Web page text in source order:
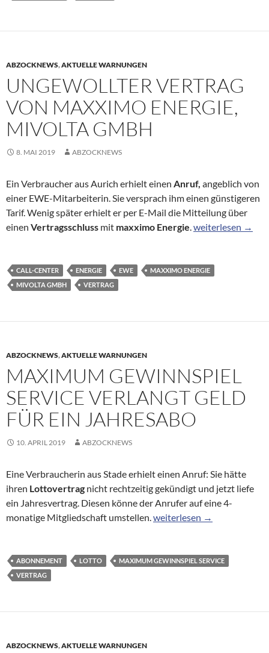
ABZOCKNEWS,AKTUELLE WARNUNGEN
UNGEWOLLTER VERTRAG
VON MAXXIMO ENERGIE,
MIVOLTA GMBH
8. MAI 2019 ABZOCKNEWS
Ein Verbraucher aus Aurich erhielt einen Anruf, angeblich von
einer EWE-Mitarbeiterin. Sie versprach ihm einen günstigeren
Tarif. Wenig später erhielt er per E-Mail die Mitteilung über
einen Vertragsschluss mit maxximo Energie.Ungewollter
weiterlesen →
CALL-CENTER ENERGIE EWE
MAXXIMO ENERGIE
MIVOLTA GMBH
VERTRAG
ABZOCKNEWS,AKTUELLE WARNUNGEN
MAXIMUM GEWINNSPIEL
SERVICE VERLANGT GELD
FÜR EIN JAHRESABO
10. APRIL 2019 ABZOCKNEWS
Eine Verbraucherin aus Stade erhielt einen Anruf: Sie hätte
ihren Lottovertrag nicht rechtzeitig gekündigt und jetzt liefe
ein Jahresvertrag. Diesen könne der Anrufer auf eine 4-
monatige Mitgliedschaft umstellen.Maximum Gewinnspiel
weiterlesen →
ABONNEMENT LOTTO
MAXIMUM GEWINNSPIEL SERVICE
VERTRAG
ABZOCKNEWS,AKTUELLE WARNUNGEN